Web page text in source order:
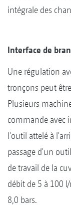
intégrale des
Interface de
Une régulation
tronçons peut
Plusieurs
commande avec
l'outil attelé à
passage d'un
de travail de la
débit de 5 à 100
8,0 bars.